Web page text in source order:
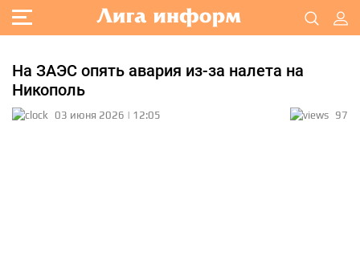
На ЗАЭС опять авария из-за налета на
Никополь
03 июня 2026 | 12:05 97